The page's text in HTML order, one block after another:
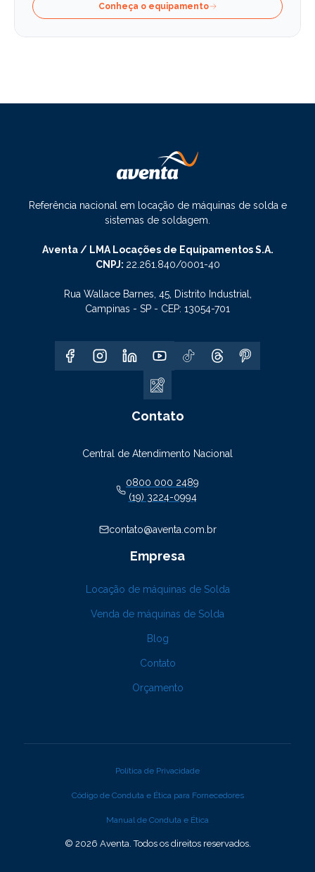
Conheça o equipamento
Referência nacional em locação de máquinas de solda e
sistemas de soldagem.
Aventa / LMA Locações de Equipamentos S.A.
CNPJ: 22.261.840/0001-40
Rua Wallace Barnes, 45, Distrito Industrial,
Campinas - SP - CEP: 13054-701
Contato
Central de Atendimento Nacional
0800 000 2489
(19) 3224-0994
contato@aventa.com.br
Empresa
Locação de máquinas de Solda
Venda de máquinas de Solda
Blog
Contato
Orçamento
© 2026 Aventa. Todos os direitos reservados.
Política de Privacidade
Código de Conduta e Ética para Fornecedores
Manual de Conduta e Ética